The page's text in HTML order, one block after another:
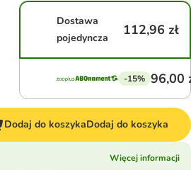
Dostawa
pojedyncza
112,96 zł
-15% 96,00
Dodaj do koszykaDodaj do koszyka
Więcej informacji